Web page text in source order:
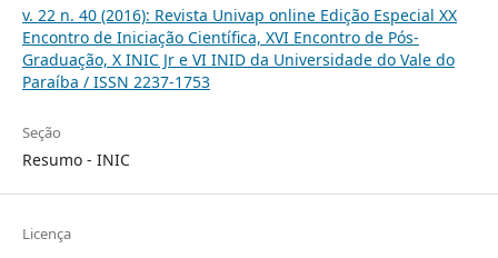
v. 22 n. 40 (2016): Revista Univap online Edição Especial XX
Encontro de Iniciação Científica, XVI Encontro de Pós-
Graduação, X INIC Jr e VI INID da Universidade do Vale do
Paraíba / ISSN 2237-1753
Seção
Resumo - INIC
Licença